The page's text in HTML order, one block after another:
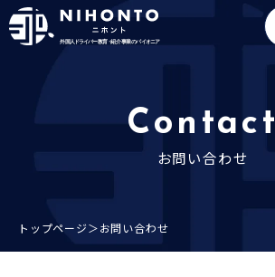
About Nihonto
Service
外国人材コンサルティング事業
Contact
お問い合わせ
トップページ＞お問い合わせ